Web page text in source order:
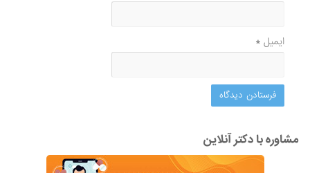
ایمیل*
مشاوره با دکتر آنلاین